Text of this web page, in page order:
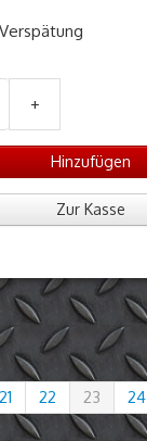
+
Hinzufügen
Zur Kasse
21 22 23 24